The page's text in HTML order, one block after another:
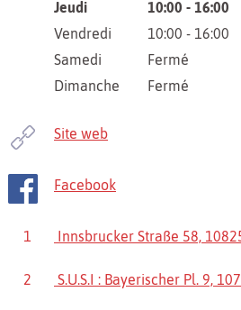
Jeudi
10:00 - 16:00
Vendredi
10:00 - 16:00
Samedi
Fermé
Dimanche
Fermé
Site web
Facebook
1 Innsbrucker Straße 58,
2 S.U.S.I : Bayerischer Pl. 9,